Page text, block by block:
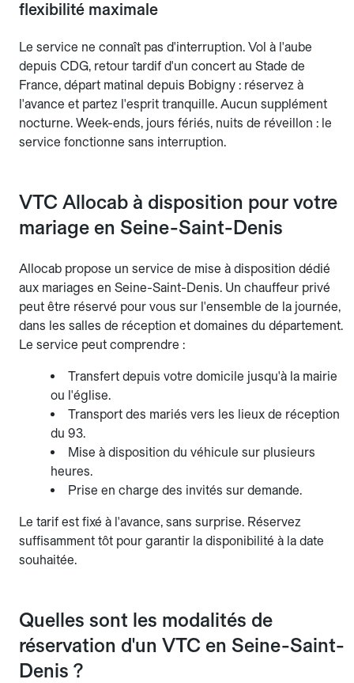
flexibilité maximale
Le service ne connaît pas d'interruption. Vol à l'aube
depuis CDG, retour tardif d'un concert au Stade de
France, départ matinal depuis Bobigny : réservez à
l'avance et partez l'esprit tranquille. Aucun supplément
nocturne. Week-ends, jours fériés, nuits de réveillon : le
service fonctionne sans interruption.
VTC Allocab à disposition pour votre
mariage en Seine-Saint-Denis
Allocab propose un service de mise à disposition dédié
aux mariages en Seine-Saint-Denis. Un chauffeur privé
peut être réservé pour vous sur l'ensemble de la journée,
dans les salles de réception et domaines du département.
Le service peut comprendre :
Transfert depuis votre domicile jusqu'à la mairie
ou l'église.
Transport des mariés vers les lieux de réception
du 93.
Mise à disposition du véhicule sur plusieurs
heures.
Prise en charge des invités sur demande.
Le tarif est fixé à l'avance, sans surprise. Réservez
suffisamment tôt pour garantir la disponibilité à la date
souhaitée.
Quelles sont les modalités de
réservation d'un VTC en Seine-Saint-
Denis ?